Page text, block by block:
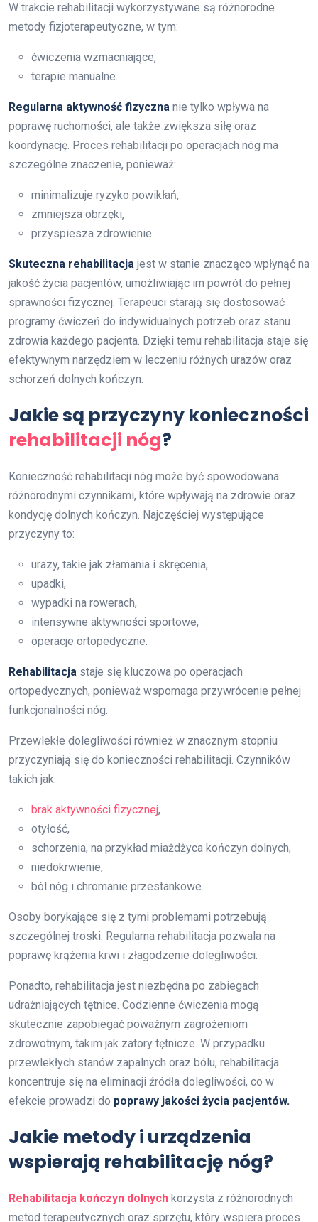
W trakcie rehabilitacji wykorzystywane są różnorodne
metody fizjoterapeutyczne, w tym:
ćwiczenia wzmacniające,
terapie manualne.
Regularna aktywność fizyczna nie tylko wpływa na
poprawę ruchomości, ale także zwiększa siłę oraz
koordynację. Proces rehabilitacji po operacjach nóg ma
szczególne znaczenie, ponieważ:
minimalizuje ryzyko powikłań,
zmniejsza obrzęki,
przyspiesza zdrowienie.
Skuteczna rehabilitacja jest w stanie znacząco wpłynąć na
jakość życia pacjentów, umożliwiając im powrót do pełnej
sprawności fizycznej. Terapeuci starają się dostosować
programy ćwiczeń do indywidualnych potrzeb oraz stanu
zdrowia każdego pacjenta. Dzięki temu rehabilitacja staje się
efektywnym narzędziem w leczeniu różnych urazów oraz
schorzeń dolnych kończyn.
Jakie są przyczyny konieczności
rehabilitacji nóg?
Konieczność rehabilitacji nóg może być spowodowana
różnorodnymi czynnikami, które wpływają na zdrowie oraz
kondycję dolnych kończyn. Najczęściej występujące
przyczyny to:
urazy, takie jak złamania i skręcenia,
upadki,
wypadki na rowerach,
intensywne aktywności sportowe,
operacje ortopedyczne.
Rehabilitacja staje się kluczowa po operacjach
ortopedycznych, ponieważ wspomaga przywrócenie pełnej
funkcjonalności nóg.
Przewlekłe dolegliwości również w znacznym stopniu
przyczyniają się do konieczności rehabilitacji. Czynników
takich jak:
brak aktywności fizycznej,
otyłość,
schorzenia, na przykład miażdżyca kończyn dolnych,
niedokrwienie,
ból nóg i chromanie przestankowe.
Osoby borykające się z tymi problemami potrzebują
szczególnej troski. Regularna rehabilitacja pozwala na
poprawę krążenia krwi i złagodzenie dolegliwości.
Ponadto, rehabilitacja jest niezbędna po zabiegach
udrażniających tętnice. Codzienne ćwiczenia mogą
skutecznie zapobiegać poważnym zagrożeniom
zdrowotnym, takim jak zatory tętnicze. W przypadku
przewlekłych stanów zapalnych oraz bólu, rehabilitacja
koncentruje się na eliminacji źródła dolegliwości, co w
efekcie prowadzi do poprawy jakości życia pacjentów.
Jakie metody i urządzenia
wspierają rehabilitację nóg?
Rehabilitacja kończyn dolnych korzysta z różnorodnych
metod terapeutycznych oraz sprzętu, który wspiera proces